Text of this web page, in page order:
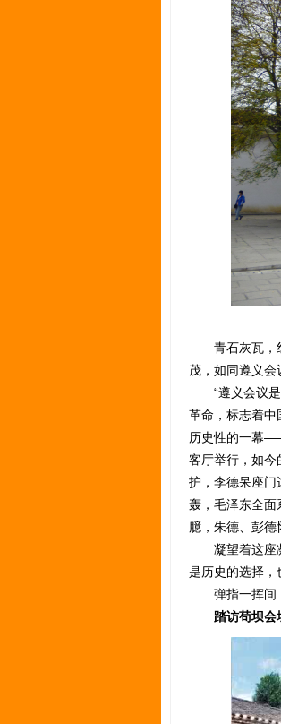
青石灰瓦，红
茂，如同遵义会
“遵义会议是
革命，标志着中
历史性的一幕
客厅举行，如今
护，李德呆座门
轰，毛泽东全面
臆，朱德、彭
凝望着这座凝
是历史的选择，
弹指一挥间，
踏访苟坝